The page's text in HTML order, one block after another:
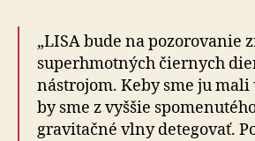
„LISA bude na pozorovanie
superhmotných čiernych
nástrojom. Keby sme ju
by sme z vyššie
gravitačné vlny detegovať.